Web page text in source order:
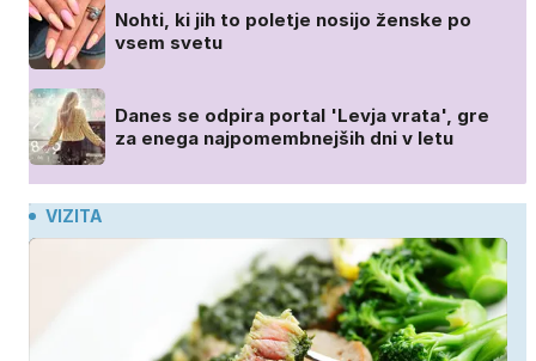
Nohti, ki jih to poletje nosijo ženske po
vsem svetu
Danes se odpira portal 'Levja vrata', gre
za enega najpomembnejših dni v letu
VIZITA